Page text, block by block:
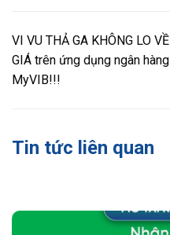
VI VU THẢ GA KHÔNG LO VỀ
GIÁ trên ứng dụng ngân hàng
MyVIB!!!
Tin tức liên quan